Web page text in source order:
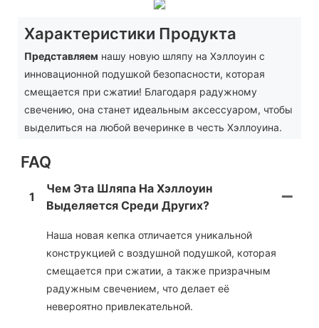
Характеристики Продукта
Представляем нашу новую шляпу на Хэллоуин с
инновационной подушкой безопасности, которая
смещается при сжатии! Благодаря радужному
свечению, она станет идеальным аксессуаром, чтобы
выделиться на любой вечеринке в честь Хэллоуина.
FAQ
1
Чем Эта Шляпа На Хэллоуин
Выделяется Среди Других?
Наша новая кепка отличается уникальной
конструкцией с воздушной подушкой, которая
смещается при сжатии, а также призрачным
радужным свечением, что делает её
невероятно привлекательной.